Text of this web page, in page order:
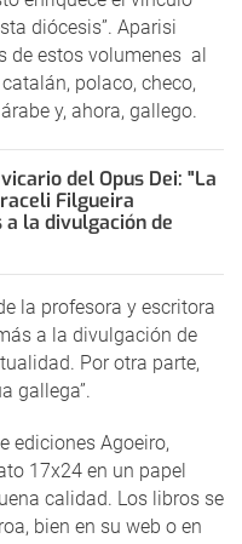
diócesis”. Aparisi
de estos volumenes al
polaco, checo,
y, ahora, gallego.
del Opus Dei: "La
Filgueira
la divulgación de
la profesora y escritora
a la divulgación de
Por otra parte,
gallega”.
ediciones Agoeiro,
17x24 en un papel
calidad. Los libros se
bien en su web o en